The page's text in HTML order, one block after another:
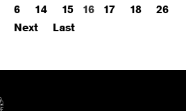
6 14 15 16 17 18
26
Next Last